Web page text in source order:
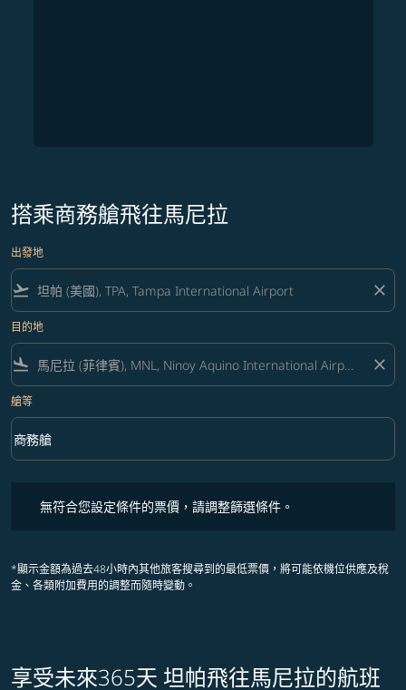
搭乘商務艙飛往馬尼拉
出發地
flight_takeoff close
目的地
flight_land close
艙等
艙等 option 商務艙 Selected
商務艙
keyboard_arrow_down
無符合您設定條件的票價，請調整篩選條件。
*顯示金額為過去48小時內其他旅客搜尋到的最低票價，將可能依機位供應及稅
金、各類附加費用的調整而隨時變動。
享受未來365天 坦帕飛往馬尼拉的航班